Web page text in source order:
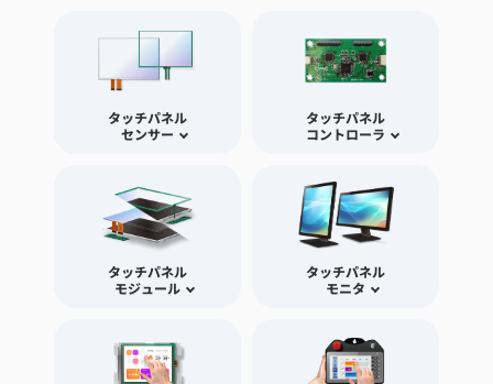
タッチパネル
センサー
タッチパネル
コントローラ
タッチパネル
モジュール
タッチパネル
モニタ